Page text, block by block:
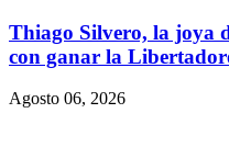
Thiago Silvero, la joya
con ganar la
Agosto 06, 2026